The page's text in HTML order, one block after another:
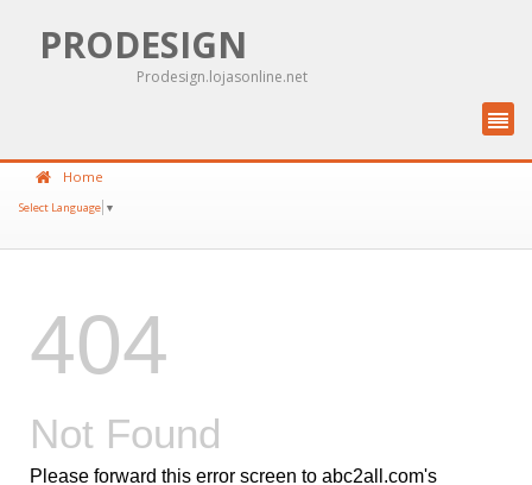
PRODESIGN
Prodesign.lojasonline.net
Home
Select Language ▼